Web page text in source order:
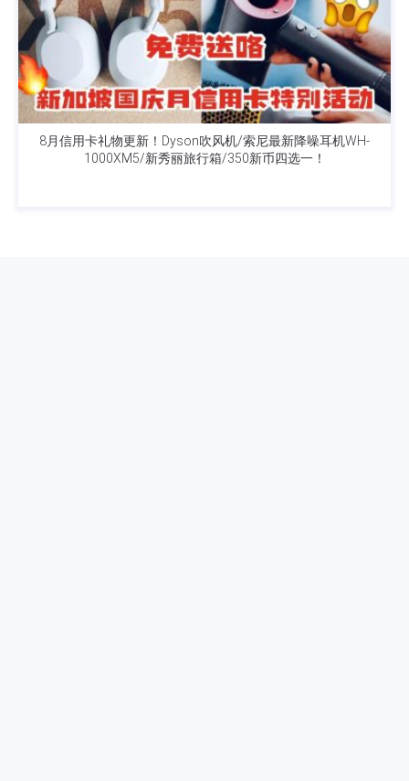
8月信用卡礼物更新！Dyson吹风机/索尼最新降噪耳机WH-
1000XM5/新秀丽旅行箱/350新币四选一！